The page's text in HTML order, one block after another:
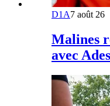
D1A7 août 26
Malines
avec